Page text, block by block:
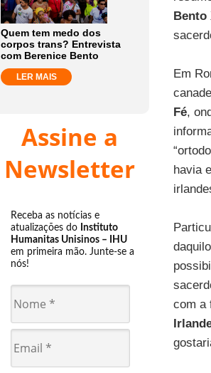
Quem tem medo dos
corpos trans? Entrevista
com Berenice Bento
LER MAIS
Assine a
Newsletter
Receba as notícias e
atualizações do Instituto
Humanitas Unisinos – IHU
em primeira mão. Junte-se a
nós!
Bento
Em
Fé,
havia
com a